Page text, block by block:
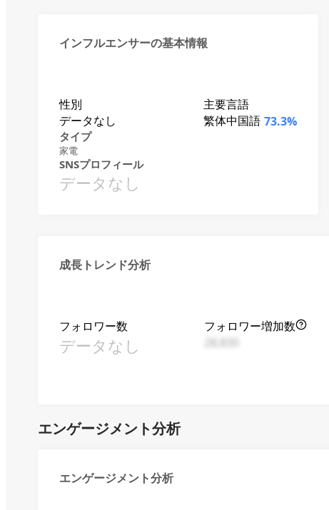
インフルエンサーの基本情報
性別
データなし
主要言語
繁体中国語 73.3%
タイプ
家電
SNSプロフィール
データなし
成長トレンド分析
フォロワー数
データなし
フォロワー増加数
エンゲージメント分析
エンゲージメント分析